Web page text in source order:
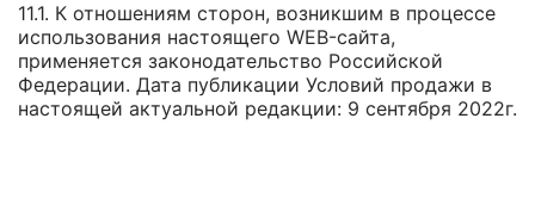
11.1. К отношениям сторон, возникшим в процессе
использования настоящего WEB-сайта,
применяется законодательство Российской
Федерации. Дата публикации Условий продажи в
настоящей актуальной редакции: 9 сентября 2022г.